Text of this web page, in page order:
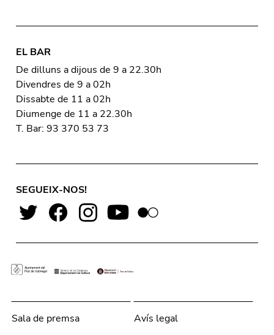
EL BAR
De dilluns a dijous de 9 a 22.30h
Divendres de 9 a 02h
Dissabte de 11 a 02h
Diumenge de 11 a 22.30h
T. Bar: 93 370 53 73
SEGUEIX-NOS!
Sala de premsa Avís legal